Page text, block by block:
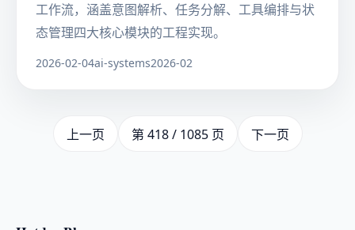
工作流，涵盖意图解析、任务分解、工具编排与状
态管理四大核心模块的工程实现。
2026-02-04ai-systems2026-02
上一页 第 418 / 1085 页 下一页